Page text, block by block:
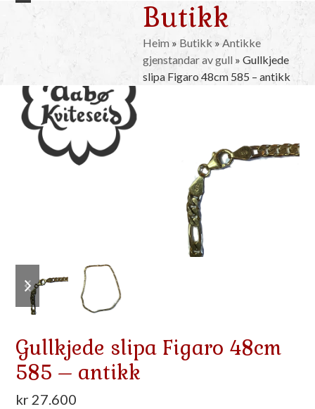
Skip
Open
menu
Close
menu
Butikk
Heim » Butikk» Antikke
gjenstandar av gull » Gullkjede
slipa Figaro 48cm 585 – antikk
previous
slide
next
slide
Gullkjede slipa Figaro 48cm
585 – antikk
kr 27.600